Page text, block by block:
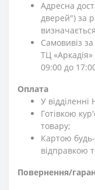
Адресна
дверей") за
Самовивіз
ТЦ
09:00 до
Оплата
У
Готівкою
товару;
Картою
відправкою
Повернення/